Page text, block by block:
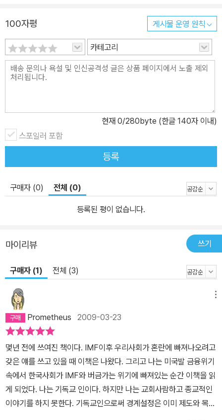
100자평 게시물 운영 원칙
카테고리
현재 0/280byte (한글 140자 이내)
스포일러 포함
등록
구매자 (0) 전체 (0)
등록된 평이 없습니다.
마이리뷰 쓰기
구매자 (1) 전체 (3)
Prometheus 2009-03-23
몇년 전에 쓰여진 책이다. IMF이후 우리사회가 혼란에 빠져나오려고
갖은 얘를 쓰고 있을 때 이책은 나왔다. 그리고 나는 미국발 금융위기
속에서 한국사회가 IMF와 버금가는 위기에 빠져있는 순간 이책을 읽
게 되었다. 나는 기독교 인이다. 하지만 나는 교회사람하고 종교적인
이야기를 하지 못한다. 기독교인으로써 경계설정은 이미 제도와 목사